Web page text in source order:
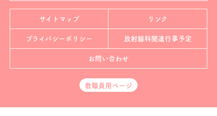
サイトマップ リンク
プライバシーポリシー 放射線科関連行事予定
お問い合わせ
教職員用ページ